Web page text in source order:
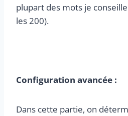
plupart des mots je
les 200).
Configuration avancée :
Dans cette partie, on